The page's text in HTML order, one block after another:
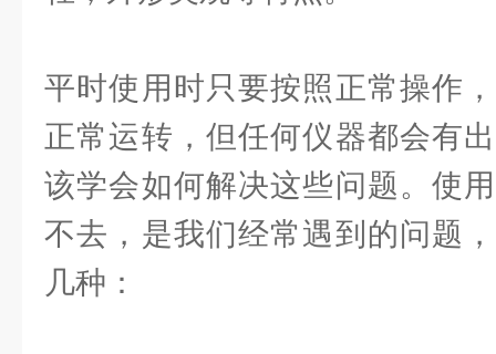
平时使用时只要按照正常操作
正常运转，但任何仪器都会有
该学会如何解决这些问题。使
不去，是我们经常遇到的问题
几种：